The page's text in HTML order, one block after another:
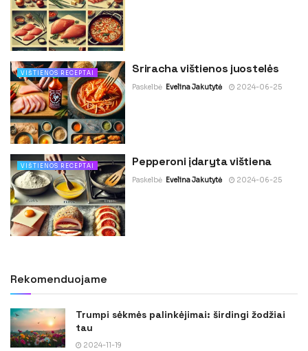
VIŠTIENOS RECEPTAI Sriracha vištienos juostelės
Paskelbė Evelina Jakutytė 2024-06-25
VIŠTIENOS RECEPTAI Pepperoni įdaryta vištiena
Paskelbė Evelina Jakutytė 2024-06-25
Rekomenduojame
Trumpi sėkmės palinkėjimai: širdingi žodžiai
tau
2024-11-19